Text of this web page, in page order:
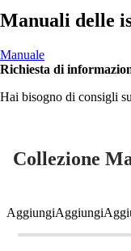
Manuali delle
Manuale
Richiesta di
Hai bisogno di consigli
Collezione
AggiungiAggiungi